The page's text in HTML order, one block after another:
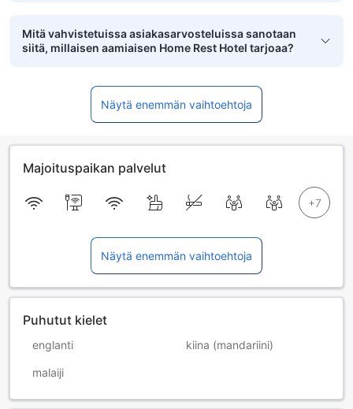
Mitä vahvistetuissa asiakasarvosteluissa sanotaan
siitä, millaisen aamiaisen Home Rest Hotel tarjoaa?
Näytä enemmän vaihtoehtoja
Majoituspaikan palvelut
Näytä enemmän vaihtoehtoja
Puhutut kielet
englanti kiina (mandariini)
malaiji